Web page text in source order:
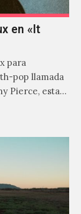
en «It
para
pop llamada
Pierce, esta